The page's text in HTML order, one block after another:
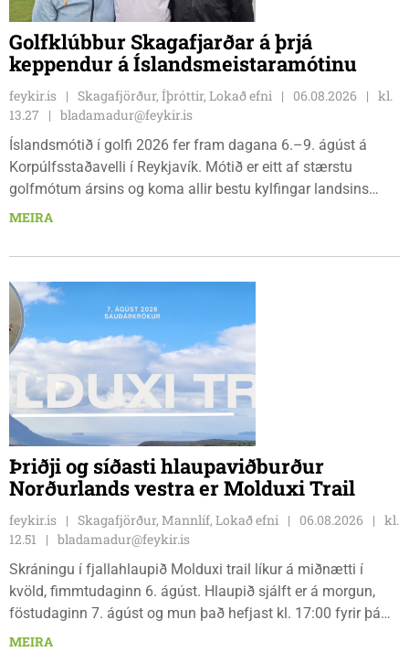
Golfklúbbur Skagafjarðar á þrjá
keppendur á Íslandsmeistaramótinu
feykir.is Skagafjörður, Íþróttir, Lokað efni 06.08.2026
kl.
13.27
bladamadur@feykir.is
Íslandsmótið í golfi 2026 fer fram dagana 6.–9. ágúst á
Korpúlfsstaðavelli í Reykjavík. Mótið er eitt af stærstu
golfmótum ársins og koma allir bestu kylfingar landsins
saman til að sýna hæfileika sína. Golfklúbbur Skagafjarðar
Dagbjörtu Sísí Einarsdóttur, sem er nýkrýndur klúbbmeistari
MEIRA
Þriðji og síðasti hlaupaviðburður
Norðurlands vestra er Molduxi Trail
feykir.is Skagafjörður, Mannlíf, Lokað efni 06.08.2026
kl.
12.51
bladamadur@feykir.is
Skráningu í fjallahlaupið Molduxi trail líkur á miðnætti í
kvöld, fimmtudaginn 6. ágúst. Hlaupið sjálft er á morgun,
föstudaginn 7. ágúst og mun það hefjast kl. 17:00 fyrir þá
keppendur sem ætla sér 20 km em kl. 18:00 fyrir 12 km
MEIRA